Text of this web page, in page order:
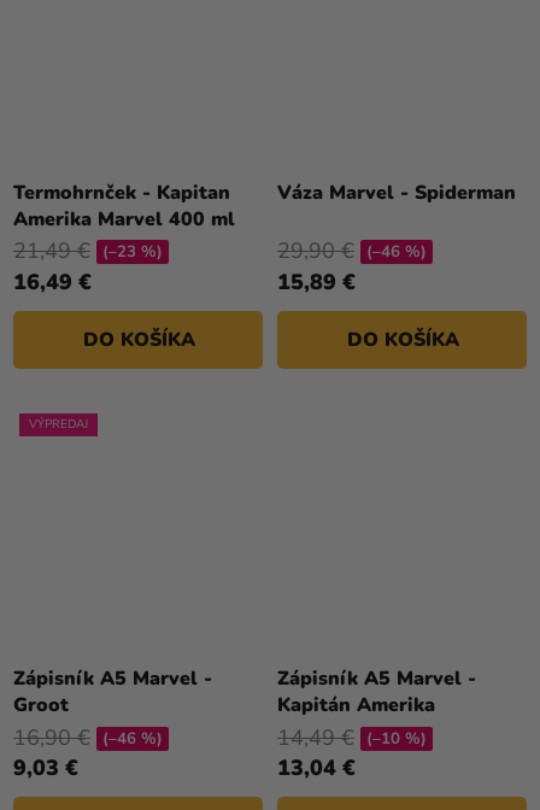
Termohrnček - Kapitan
Amerika Marvel 400 ml
16,49 €
21,49 € (–23 %)
DO KOŠÍKA
Váza Marvel - Spiderman
15,89 €
29,90 € (–46 %)
DO KOŠÍKA
VÝPREDAJ
Zápisník A5 Marvel -
Groot
9,03 €
16,90 € (–46 %)
Zápisník A5 Marvel -
Kapitán Amerika
13,04 €
14,49 € (–10 %)